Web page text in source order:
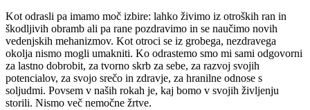
Kot odrasli pa imamo moč izbire: lahko živimo iz otroških ran in
škodljivih obramb ali pa rane pozdravimo in se naučimo novih
vedenjskih mehanizmov. Kot otroci se iz grobega, nezdravega
okolja nismo mogli umakniti. Ko odrastemo smo mi sami odgovorni
za lastno dobrobit, za tvorno skrb za sebe, za razvoj svojih
potencialov, za svojo srečo in zdravje, za hranilne odnose s
soljudmi. Povsem v naših rokah je, kaj bomo v svojih življenju
storili. Nismo več nemočne žrtve.